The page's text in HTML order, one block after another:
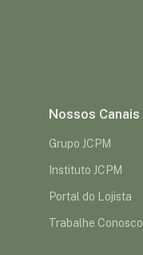
Nossos Canais
Grupo JCPM
Instituto JCPM
Portal do Lojista
Trabalhe Conosco